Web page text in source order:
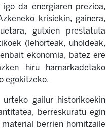
da energiaren prezioa,
krisiekin, gainera,
gutxien prestatuta
(lehorteak, uholdeak,
ekonomia, batez ere
hiru hamarkadetako
egokitzeko.
gailur historikoekin
berreskuratu egin
berrien hornitzaile